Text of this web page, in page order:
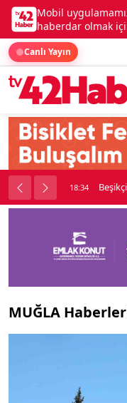
Mobil
haberdar olmak
Canlı Yayın
girdi 18:34
MUĞLA